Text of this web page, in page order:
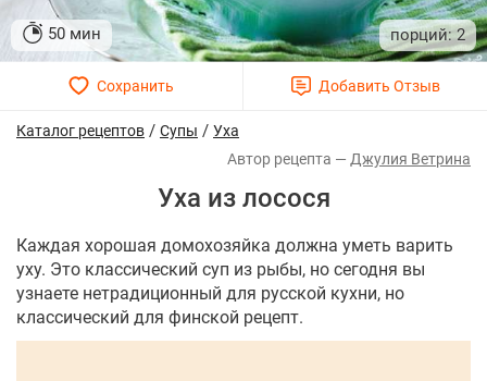
50 мин 2
Каталог рецептов / Супы / Уха
Джулия Ветрина
Уха из лосося
Каждая хорошая домохозяйка должна уметь варить
уху. Это классический суп из рыбы, но сегодня вы
узнаете нетрадиционный для русской кухни, но
классический для финской рецепт.